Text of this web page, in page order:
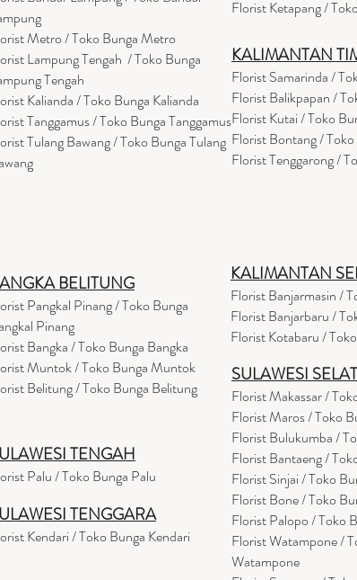
Metro / Toko Bunga Metro
Lampung Tengah / Toko Bunga
Tengah
Kalianda / Toko Bunga Kalianda
Tanggamus / Toko Bunga Tanggamus
Tulang Bawang / Toko Bunga Tulang
Florist Ketapang /
KALIMANTAN
Florist Samarinda /
Florist Balikpapan /
Florist Kutai / Toko
Florist Bontang /
Florist Tenggarong /
KALIMANTAN
Florist Banjarmasin/
Florist Banjarbaru /
Florist Kotabaru /
BELITUNG
Pangkal Pinang / Toko Bunga
Pinang
Bangka / Toko Bunga Bangka
Muntok / Toko Bunga Muntok
Belitung / Toko Bunga Belitung
TENGAH
Palu / Toko Bunga Palu
TENGGARA
Kendari / Toko Bunga Kendari
SULAWESI
Florist Makassar /
Florist Maros / Toko
Florist Bulukumba /
Florist Bantaeng /
Florist Sinjai / Toko
Florist Bone / Toko
Florist Palopo / Toko
Florist Watampone /
Watampone